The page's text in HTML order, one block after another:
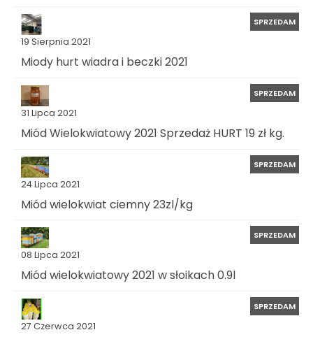
19 Sierpnia 2021
SPRZEDAM
Miody hurt wiadra i beczki 2021
31 Lipca 2021
SPRZEDAM
Miód Wielokwiatowy 2021 Sprzedaż HURT 19 zł kg.
24 Lipca 2021
SPRZEDAM
Miód wielokwiat ciemny 23zl/kg
08 Lipca 2021
SPRZEDAM
Miód wielokwiatowy 2021 w słoikach 0.9l
27 Czerwca 2021
SPRZEDAM